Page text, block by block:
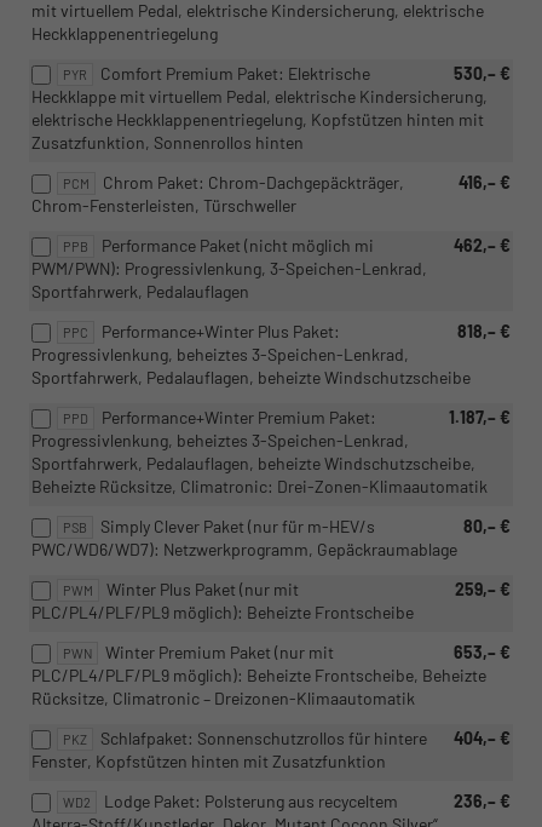
mit virtuellem Pedal, elektrische Kindersicherung, elektrische
Heckklappenentriegelung
PYR 530,– €
Comfort Premium Paket: Elektrische
Heckklappe mit virtuellem Pedal, elektrische Kindersicherung,
elektrische Heckklappenentriegelung, Kopfstützen hinten mit
Zusatzfunktion, Sonnenrollos hinten
PCM 416,– €
Chrom Paket: Chrom-Dachgepäckträger,
Chrom-Fensterleisten, Türschweller
PPB 462,– €
Performance Paket (nicht möglich mi
PWM/PWN): Progressivlenkung, 3-Speichen-Lenkrad,
Sportfahrwerk, Pedalauflagen
PPC 818,– €
Performance+Winter Plus Paket:
Progressivlenkung, beheiztes 3-Speichen-Lenkrad,
Sportfahrwerk, Pedalauflagen, beheizte Windschutzscheibe
PPD 1.187,– €
Performance+Winter Premium Paket:
Progressivlenkung, beheiztes 3-Speichen-Lenkrad,
Sportfahrwerk, Pedalauflagen, beheizte Windschutzscheibe,
Beheizte Rücksitze, Climatronic: Drei-Zonen-Klimaautomatik
PSB 80,– €
Simply Clever Paket (nur für m-HEV/s
PWC/WD6/WD7): Netzwerkprogramm, Gepäckraumablage
PWM 259,– €
Winter Plus Paket (nur mit
PLC/PL4/PLF/PL9 möglich): Beheizte Frontscheibe
PWN 653,– €
Winter Premium Paket (nur mit
PLC/PL4/PLF/PL9 möglich): Beheizte Frontscheibe, Beheizte
Rücksitze, Climatronic – Dreizonen-Klimaautomatik
PKZ 404,– €
Schlafpaket: Sonnenschutzrollos für hintere
Fenster, Kopfstützen hinten mit Zusatzfunktion
WD2 236,– €
Lodge Paket: Polsterung aus recyceltem